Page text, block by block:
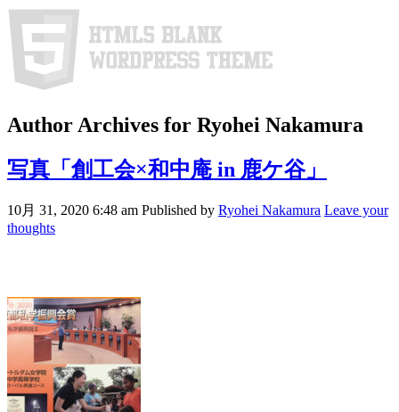
Author Archives for Ryohei Nakamura
写真「創工会×和中庵 in 鹿ケ谷」
10月 31, 2020 6:48 am Published by Ryohei Nakamura Leave your
thoughts